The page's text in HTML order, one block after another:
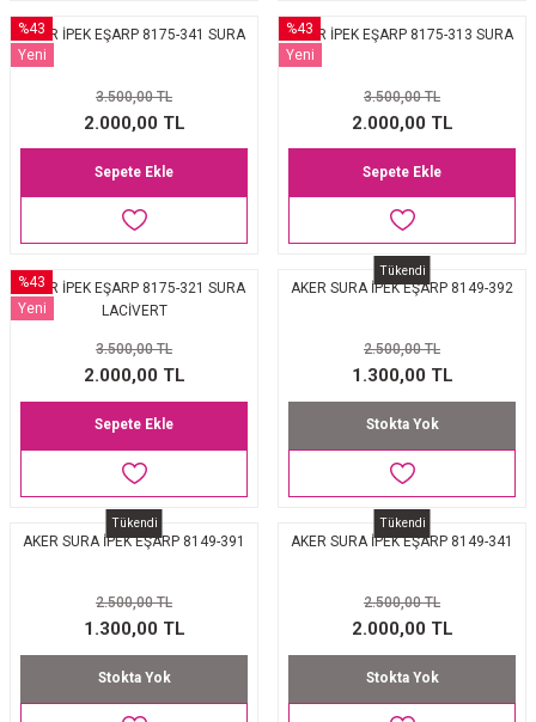
%43
Yeni
AKER İPEK EŞARP 8175-341 SURA
3.500,00 TL
2.000,00 TL
Sepete Ekle
%43
Yeni
AKER İPEK EŞARP 8175-313 SURA
3.500,00 TL
2.000,00 TL
Sepete Ekle
%43
Yeni
AKER İPEK EŞARP 8175-321 SURA
LACİVERT
3.500,00 TL
2.000,00 TL
Sepete Ekle
Tükendi
AKER SURA İPEK EŞARP 8149-392
2.500,00 TL
1.300,00 TL
Stokta Yok
Tükendi
AKER SURA İPEK EŞARP 8149-391
2.500,00 TL
1.300,00 TL
Stokta Yok
Tükendi
AKER SURA İPEK EŞARP 8149-341
2.500,00 TL
2.000,00 TL
Stokta Yok